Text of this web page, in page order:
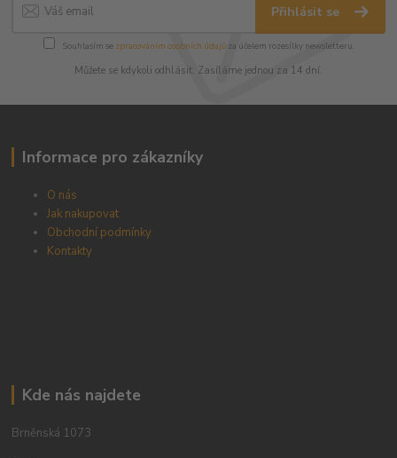
Přihlásit se
Souhlasím se zpracováním osobních údajůza účelem rozesílky newsletteru.
Můžete se kdykoli odhlásit. Zasíláme jednou za 14 dní.
Informace pro zákazníky
O nás
Jak nakupovat
Obchodní podmínky
Kontakty
Kde nás najdete
Brněnská 1073